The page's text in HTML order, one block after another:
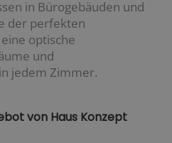
in Bürogebäuden und
der perfekten
optische
und
jedem Zimmer.
von Haus Konzept